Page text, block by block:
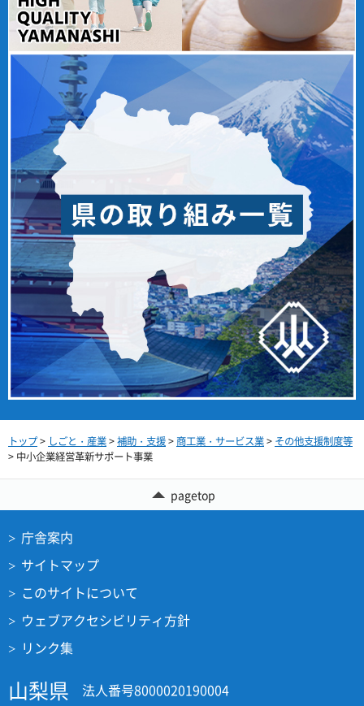
トップ> しごと・産業>補助・支援> 商工業・サービス業> その他支援制度等
> 中小企業経営革新サポート事業
pagetop
庁舎案内
サイトマップ
このサイトについて
ウェブアクセシビリティ方針
リンク集
山梨県 法人番号8000020190004